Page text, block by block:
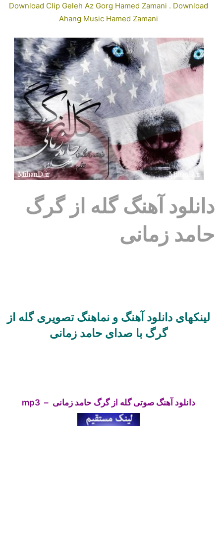
Download Clip Geleh Az Gorg Hamed Zamani . Download
Ahang Music Hamed Zamani
دانلود آهنگ گله از گرگ
حامد زمانی
لینکهای دانلود آهنگ و نماهنگ تصویری گله از
گرگ با صدای حامد زمانی
دانلود آهنگ صوتی گله از گرگ حامد زمانی – mp3